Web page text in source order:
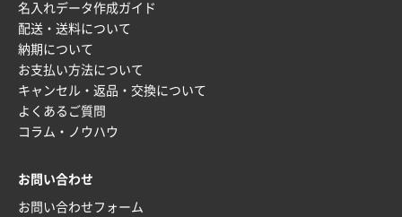
uni ジェットストリーム 07
2025年12月09日 14:04
安い、早い
埼玉県G社様
ラミネート紙袋 規格L4サイズ(B4対応)
2025年12月04日 17:34
兵庫県のお客様
名入れデータ作成ガイド
配送・送料について
納期について
お支払い方法について
キャンセル・返品・交換について
よくあるご質問
コラム・ノウハウ
お問い合わせ
お問い合わせフォーム